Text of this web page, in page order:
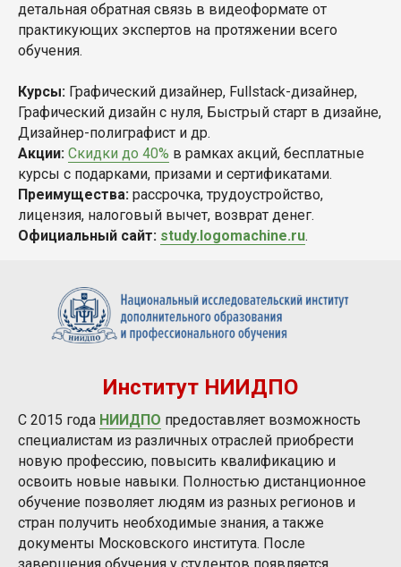
детальная обратная связь в видеоформате от
практикующих экспертов на протяжении всего
обучения.
Курсы: Графический дизайнер, Fullstack-дизайнер,
Графический дизайн с нуля, Быстрый старт в дизайне,
Дизайнер-полиграфист и др.
Акции: Скидки до 40% в рамках акций, бесплатные
курсы с подарками, призами и сертификатами.
Преимущества: рассрочка, трудоустройство,
лицензия, налоговый вычет, возврат денег.
Официальный сайт: study.logomachine.ru.
Институт НИИДПО
С 2015 года НИИДПО предоставляет возможность
специалистам из различных отраслей приобрести
новую профессию, повысить квалификацию и
освоить новые навыки. Полностью дистанционное
обучение позволяет людям из разных регионов и
стран получить необходимые знания, а также
документы Московского института. После